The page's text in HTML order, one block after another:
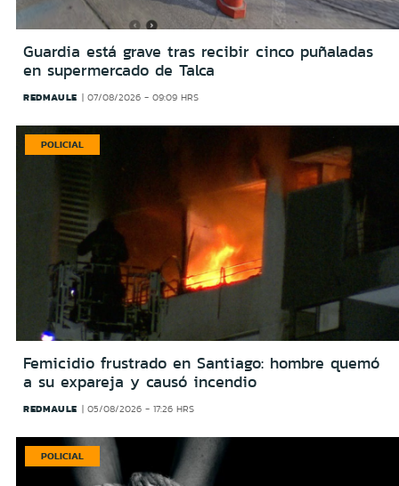
Guardia está grave tras recibir cinco puñaladas
en supermercado de Talca
REDMAULE 07/08/2026 - 09:09 HRS
POLICIAL
Femicidio frustrado en Santiago: hombre quemó
a su expareja y causó incendio
REDMAULE 05/08/2026 - 17:26 HRS
POLICIAL